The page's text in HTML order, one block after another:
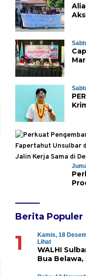
Berita Populer
1 Kamis, 18
Lihat
WALHI
Bua Belawa,